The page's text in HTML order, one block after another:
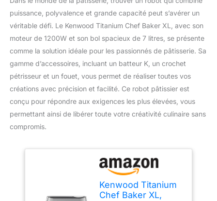
puissance, polyvalence et grande capacité peut s’avérer un
véritable défi. Le Kenwood Titanium Chef Baker XL, avec son
moteur de 1200W et son bol spacieux de 7 litres, se présente
comme la solution idéale pour les passionnés de pâtisserie. Sa
gamme d’accessoires, incluant un batteur K, un crochet
pétrisseur et un fouet, vous permet de réaliser toutes vos
créations avec précision et facilité. Ce robot pâtissier est
conçu pour répondre aux exigences les plus élevées, vous
permettant ainsi de libérer toute votre créativité culinaire sans
compromis.
Kenwood Titanium
Chef Baker XL,